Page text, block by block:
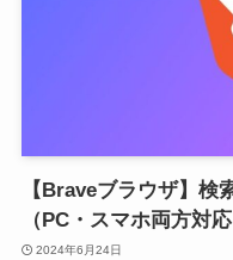
【Braveブラウザ】検
（PC・スマホ両方対応
2024年6月24日